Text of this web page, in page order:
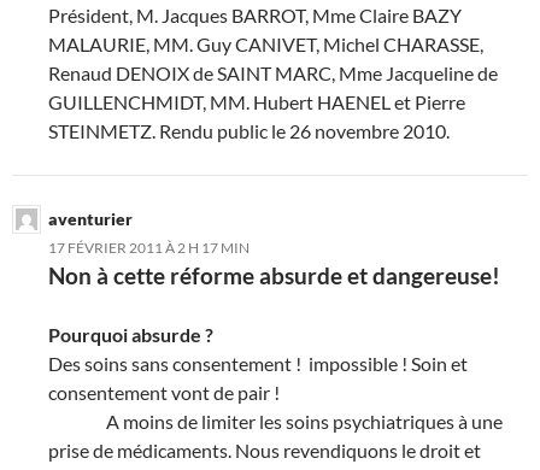
Président, M. Jacques BARROT, Mme Claire BAZY
MALAURIE, MM. Guy CANIVET, Michel CHARASSE,
Renaud DENOIX de SAINT MARC, Mme Jacqueline de
GUILLENCHMIDT, MM. Hubert HAENEL et Pierre
STEINMETZ. Rendu public le 26 novembre 2010.
aventurier
17 FÉVRIER 2011 À 2 H 17 MIN
Non à cette réforme absurde et dangereuse!
Pourquoi absurde ?
Des soins sans consentement ! impossible ! Soin et
consentement vont de pair !
A moins de limiter les soins psychiatriques à une
prise de médicaments. Nous revendiquons le droit et